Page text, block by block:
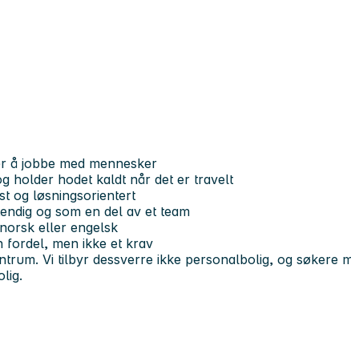
å jobbe med mennesker
holder hodet kaldt når det er travelt
og løsningsorientert
og som en del av et team
eller engelsk
fordel, men ikke et krav
Vi tilbyr dessverre ikke personalbolig, og søkere